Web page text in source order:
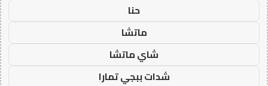
حنا
ماتشا
شاي ماتشا
شدات ببجي تمارا